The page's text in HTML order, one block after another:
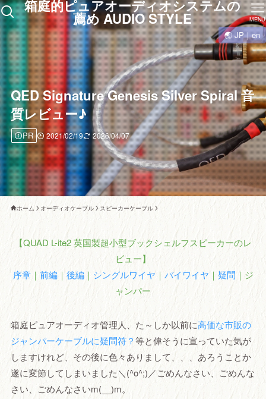
箱庭的ピュアオーディオシステムの
薦め AUDIO STYLE MENU
QED Signature Genesis Silver Spiral 音
質レビュー♪
PR 2021/02/19 2026/04/07
ホーム オーディオケーブル スピーカーケーブル
【QUAD L-ite2 英国製超小型ブックシェルフスピーカーのレ
ビュー】
序章｜ 前編｜ 後編｜ シングルワイヤ ｜ バイワイヤ ｜ 疑問 ｜ジ
ャンパー
箱庭ピュアオーディオ管理人、た～しか以前に高価な市販の
ジャンパーケーブルに疑問符？等と偉そうに宣っていた気が
しますけれど、その後に色々ありまして、、、あろうことか
遂に変節してしまいました＼(^o^;)／ごめんなさい、ごめんな
さい、ごめんなさいm(__)m。
🌏 JP｜en